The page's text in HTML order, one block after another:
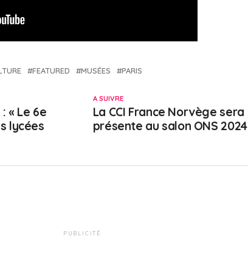
FEATURED MUSÉES PARIS
A SUIVRE
La CCI France Norvège sera
présente au salon ONS 2024
« Le 6e
lycées
PUBLICITÉ